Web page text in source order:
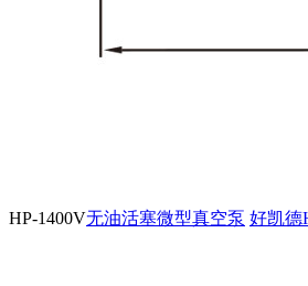
HP-1400V无油活塞微型真空泵 好凯德